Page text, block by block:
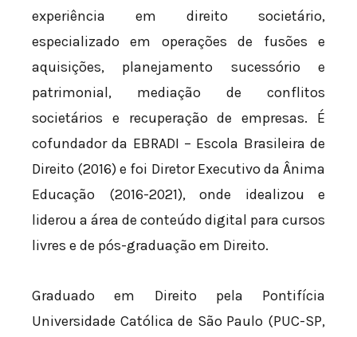
experiência em direito societário,
especializado em operações de fusões e
aquisições, planejamento sucessório e
patrimonial, mediação de conflitos
societários e recuperação de empresas. É
cofundador da EBRADI – Escola Brasileira de
Direito (2016) e foi Diretor Executivo da Ânima
Educação (2016-2021), onde idealizou e
liderou a área de conteúdo digital para cursos
livres e de pós-graduação em Direito.
Graduado em Direito pela Pontifícia
Universidade Católica de São Paulo (PUC-SP,